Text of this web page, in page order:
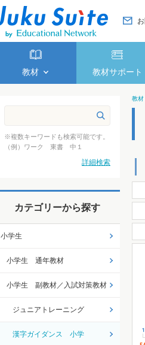
教材 教材サポート
教材
※複数キーワードも検索可能です。
（例）ワーク 東書 中１
詳細検索
カテゴリーから探す
小学生
小学生 通年教材
小学生 副教材／入試対策教材
ジュニアトレーニング
漢字ガイダンス 小学